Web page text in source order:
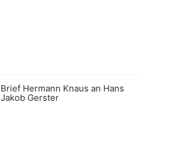
Brief Hermann Knaus an Hans
Jakob Gerster